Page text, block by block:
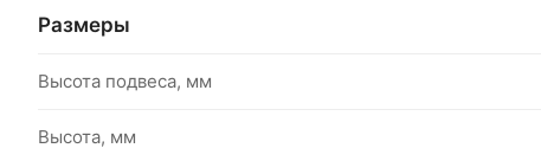
Размеры
Высота подвеса, мм
Высота, мм